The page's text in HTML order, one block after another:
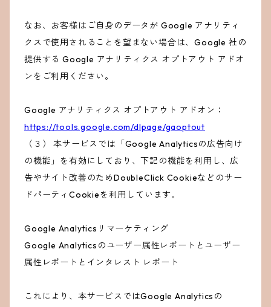
なお、お客様はご自身のデータが Google アナリティ
クスで使用されることを望まない場合は、Google 社の
提供する Google アナリティクス オプトアウト アドオ
ンをご利用ください。
Google アナリティクス オプトアウト アドオン：
https://tools.google.com/dlpage/gaoptout
（３） 本サービスでは「Google Analyticsの広告向け
の機能」を有効にしており、下記の機能を利用し、広
告やサイト改善のためDoubleClick Cookieなどのサー
ドパーティCookieを利用しています。
Google Analyticsリマーケティング
Google Analyticsのユーザー属性レポートとユーザー
属性レポートとインタレスト レポート
これにより、本サービスではGoogle Analyticsの